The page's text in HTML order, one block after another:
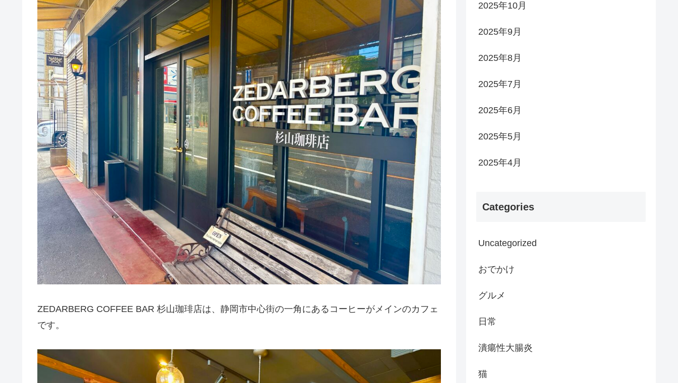
ZEDARBERG COFFEE BAR 杉山珈琲店は、静岡市中心街の一角にあるコーヒーがメインのカフェ
です。
2025年10月
2025年9月
2025年8月
2025年7月
2025年6月
2025年5月
2025年4月
Categories
Uncategorized
おでかけ
グルメ
日常
潰瘍性大腸炎
猫